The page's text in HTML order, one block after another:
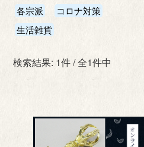
各宗派
コロナ対策
生活雑貨
検索結果: 1件 / 全1件中